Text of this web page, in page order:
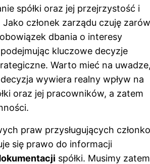
spółki oraz jej przejrzystość i
członek zarządu czuję
dbania o interesy
kluczowe decyzje
Warto mieć na
wywiera realny wpływ na
oraz jej pracowników, a zatem
praw przysługujących
się prawo do informacji
spółki. Musimy zatem